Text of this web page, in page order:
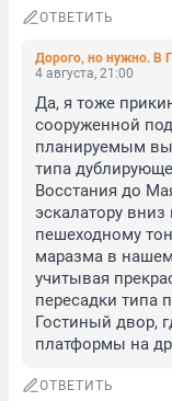
ОТВЕТИТЬ
4 августа, 21:00
Да, я тоже
сооруженной
планируемым
типа
Восстания до
эскалатору
пешеходному
маразма в
учитывая
пересадки типа
Гостиный двор,
платформы на
ОТВЕТИТЬ